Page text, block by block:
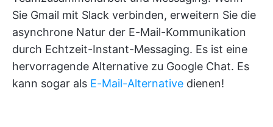
Sie Gmail mit Slack verbinden, erweitern Sie die
asynchrone Natur der E-Mail-Kommunikation
durch Echtzeit-Instant-Messaging. Es ist eine
hervorragende Alternative zu Google Chat. Es
kann sogar als E-Mail-Alternative dienen!